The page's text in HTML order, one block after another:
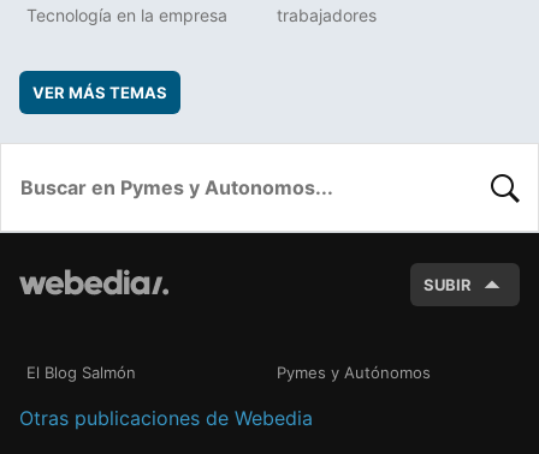
Tecnología en la empresa trabajadores
VER MÁS TEMAS
SUBIR
El Blog Salmón Pymes y Autónomos
Otras publicaciones de Webedia